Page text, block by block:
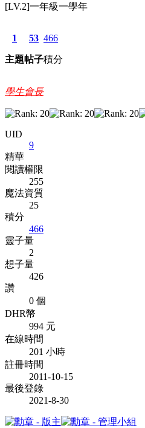
[LV.2]一年級一學年
1
主題
53
帖子
466
積分
學生會長
UID
9
精華
閱讀權限
255
魔法資質
25
積分
466
靈子量
2
想子量
426
讚
0 個
DHR幣
994 元
在線時間
201 小時
註冊時間
2011-10-15
最後登錄
2021-8-30